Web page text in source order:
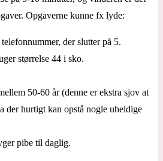
Opgaverne kunne fx lyde:
der slutter på 5.
størrelse 44 i sko.
50-60 år (denne er ekstra sjov at
der hurtigt kan opstå nogle uheldige
pibe til daglig.